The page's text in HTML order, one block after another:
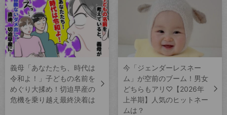
義母「あなたたち、時代は
令和よ！」子どもの名前を
めぐり大揉め！切迫早産の
危機を乗り越え最終決着は
今「ジェンダーレスネー
ム」が空前のブーム！男女
どちらもアリ♡【2026年
上半期】人気のヒットネー
ムは？